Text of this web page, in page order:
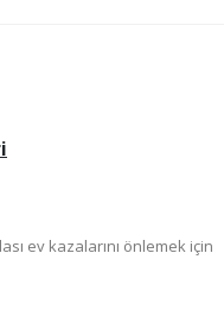
ev kazalarını önlemek için